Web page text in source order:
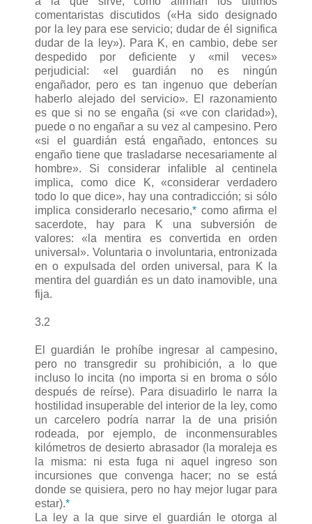
comentaristas discutidos («Ha sido designado
por la ley para ese servicio; dudar de él significa
dudar de la ley»). Para K, en cambio, debe ser
despedido por deficiente y «mil veces»
perjudicial: «el guardián no es ningún
engañador, pero es tan ingenuo que deberían
haberlo alejado del servicio». El razonamiento
es que si no se engaña (si «ve con claridad»),
puede o no engañar a su vez al campesino. Pero
«si el guardián está engañado, entonces su
engaño tiene que trasladarse necesariamente al
hombre». Si considerar infalible al centinela
implica, como dice K, «considerar verdadero
todo lo que dice», hay una contradicción; si sólo
implica considerarlo necesario,* como afirma el
sacerdote, hay para K una subversión de
valores: «la mentira es convertida en orden
universal». Voluntaria o involuntaria, entronizada
en o expulsada del orden universal, para K la
mentira del guardián es un dato inamovible, una
fija.
3.2
El guardián le prohíbe ingresar al campesino,
pero no transgredir su prohibición, a lo que
incluso lo incita (no importa si en broma o sólo
después de reírse). Para disuadirlo le narra la
hostilidad insuperable del interior de la ley, como
un carcelero podría narrar la de una prisión
rodeada, por ejemplo, de inconmensurables
kilómetros de desierto abrasador (la moraleja es
la misma: ni esta fuga ni aquel ingreso son
incursiones que convenga hacer; no se está
donde se quisiera, pero no hay mejor lugar para
estar).*
La ley a la que sirve el guardián le otorga al